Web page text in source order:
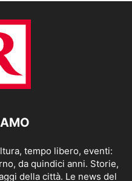
tempo libero, eventi:
da quindici anni. Storie,
della città. Le news del